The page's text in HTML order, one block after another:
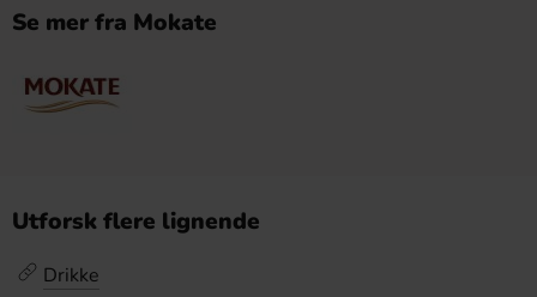
Se mer fra Mokate
Utforsk flere lignende
Drikke